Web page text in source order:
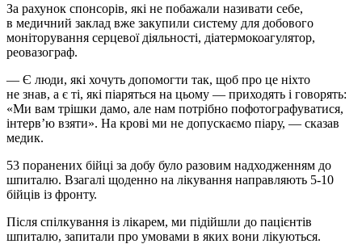
За рахунок спонсорів, які не побажали називати себе,
в медичний заклад вже закупили систему для добового
моніторування серцевої діяльності, діатермокоагулятор,
реовазограф.
— Є люди, які хочуть допомогти так, щоб про це ніхто
не знав, а є ті, які піаряться на цьому — приходять і говорять:
«Ми вам трішки дамо, але нам потрібно пофотографуватися,
інтерв’ю взяти». На крові ми не допускаємо піару, — сказав
медик.
53 поранених бійці за добу було разовим надходженням до
шпиталю. Взагалі щоденно на лікування направляють 5-10
бійців із фронту.
Після спілкування із лікарем, ми підійшли до пацієнтів
шпиталю, запитали про умовами в яких вони лікуються.